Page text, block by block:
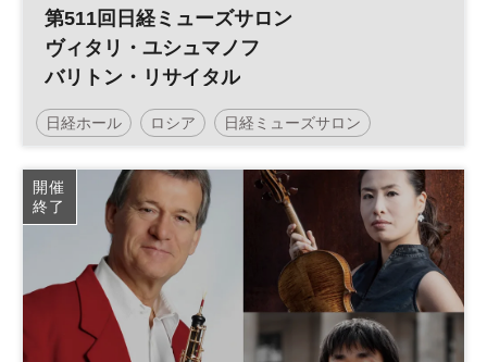
第511回日経ミューズサロン
ヴィタリ・ユシュマノフ
バリトン・リサイタル
日経ホール ロシア 日経ミューズサロン
リサイタル
開催
終了